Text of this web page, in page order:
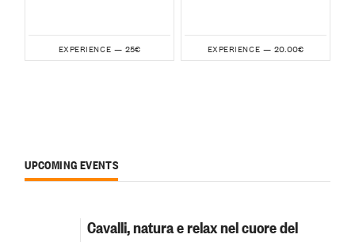
EXPERIENCE — 25€ EXPERIENCE — 20.00€
UPCOMING EVENTS
Cavalli, natura e relax nel cuore del